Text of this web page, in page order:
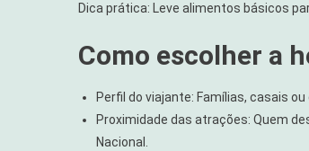
Dica prática: Leve alimentos básicos
Como escolher a
Perfil do viajante: Famílias, casais
Proximidade das atrações: Quem
Nacional.